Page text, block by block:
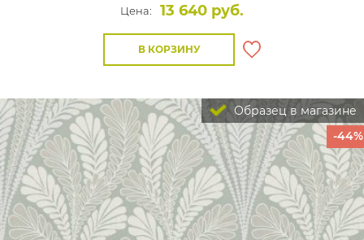
Цена:
13 640 руб.
В КОРЗИНУ
Образец в магазине
-44%